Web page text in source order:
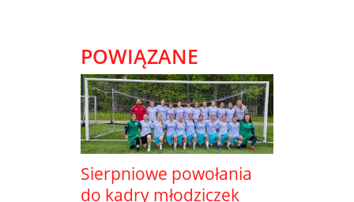
POWIĄZANE
Sierpniowe powołania
do kadry młodziczek